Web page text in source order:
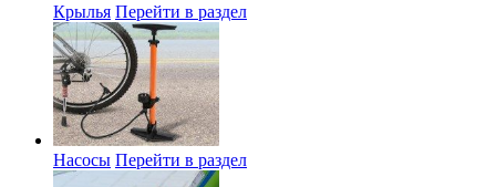
Крылья Перейти в раздел
Насосы Перейти в раздел